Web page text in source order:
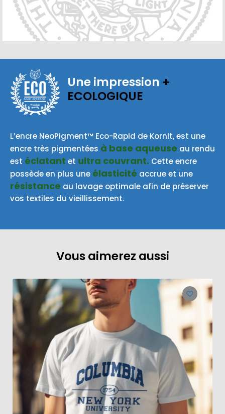
BASE AQUEUSE
Une impression +
ECOLOGIQUE
L’encre NeoPigment™ Eco-Rapid de Kornit, est une
encre très pigmentées à base aqueuse au rendu
est éclatant et ultra couvrant. Cette encre
possède en plus une élasticité accrue et une
résistance au lavage optimale afin de préserver
vos textiles du vieillissement.
Vous aimerez aussi